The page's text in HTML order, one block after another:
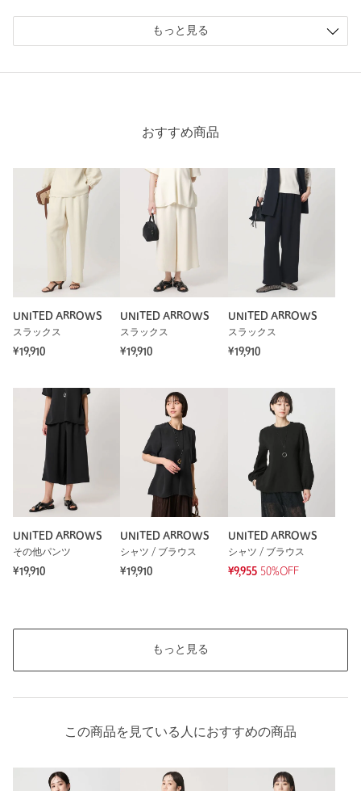
購入サイズ：FREE
｜
購入カラー：OFF WHITE
身長：155cm
普段の着用サイズ：
7人が参考になったと回答
※レビューは、個人の主観による感想・体感によるもので、商品の効果や性
能を保証するものではありません。
もっと見る
もっと見る
おすすめ商品
UNITED ARROWS
スラックス
¥19,910
UNITED ARROWS
スラックス
¥19,910
UNITED ARROWS
スラックス
¥19,910
UNITED ARROWS
その他パンツ
¥19,910
UNITED ARROWS
シャツ / ブラウス
¥19,910
UNITED ARROWS
シャツ / ブラウス
¥9,955 50%OFF
もっと見る
この商品を見ている人におすすめの商品